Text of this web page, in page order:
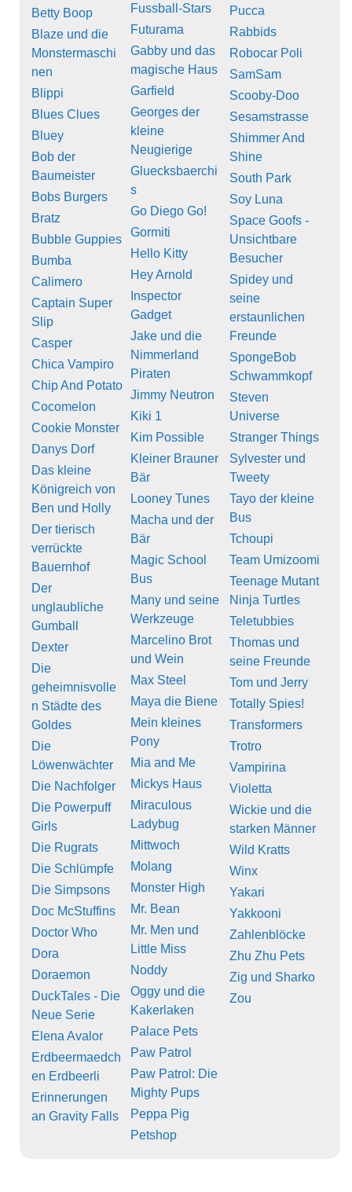
Betty Boop
Blaze und die
Monstermaschi
nen
Blippi
Blues Clues
Bluey
Bob der
Baumeister
Bobs Burgers
Bratz
Bubble Guppies
Bumba
Calimero
Captain Super
Slip
Casper
Chica Vampiro
Chip And Potato
Cocomelon
Cookie Monster
Danys Dorf
Das kleine
Königreich von
Ben und Holly
Der tierisch
verrückte
Bauernhof
Der
unglaubliche
Gumball
Dexter
Die
geheimnisvolle
n Städte des
Goldes
Die
Löwenwächter
Die Nachfolger
Die Powerpuff
Girls
Die Rugrats
Die Schlümpfe
Die Simpsons
Doc McStuffins
Doctor Who
Dora
Doraemon
DuckTales - Die
Neue Serie
Elena Avalor
Erdbeermaedch
en Erdbeerli
Erinnerungen
an Gravity Falls
Fussball-Stars
Futurama
Gabby und das
magische Haus
Garfield
Georges der
kleine
Neugierige
Gluecksbaerchi
s
Go Diego Go!
Gormiti
Hello Kitty
Hey Arnold
Inspector
Gadget
Jake und die
Nimmerland
Piraten
Jimmy Neutron
Kiki 1
Kim Possible
Kleiner Brauner
Bär
Looney Tunes
Macha und der
Bär
Magic School
Bus
Many und seine
Werkzeuge
Marcelino Brot
und Wein
Max Steel
Maya die Biene
Mein kleines
Pony
Mia and Me
Mickys Haus
Miraculous
Ladybug
Mittwoch
Molang
Monster High
Mr. Bean
Mr. Men und
Little Miss
Noddy
Oggy und die
Kakerlaken
Palace Pets
Paw Patrol
Paw Patrol: Die
Mighty Pups
Peppa Pig
Petshop
Pucca
Rabbids
Robocar Poli
SamSam
Scooby-Doo
Sesamstrasse
Shimmer And
Shine
South Park
Soy Luna
Space Goofs -
Unsichtbare
Besucher
Spidey und
seine
erstaunlichen
Freunde
SpongeBob
Schwammkopf
Steven
Universe
Stranger Things
Sylvester und
Tweety
Tayo der kleine
Bus
Tchoupi
Team Umizoomi
Teenage Mutant
Ninja Turtles
Teletubbies
Thomas und
seine Freunde
Tom und Jerry
Totally Spies!
Transformers
Trotro
Vampirina
Violetta
Wickie und die
starken Männer
Wild Kratts
Winx
Yakari
Yakkooni
Zahlenblöcke
Zhu Zhu Pets
Zig und Sharko
Zou